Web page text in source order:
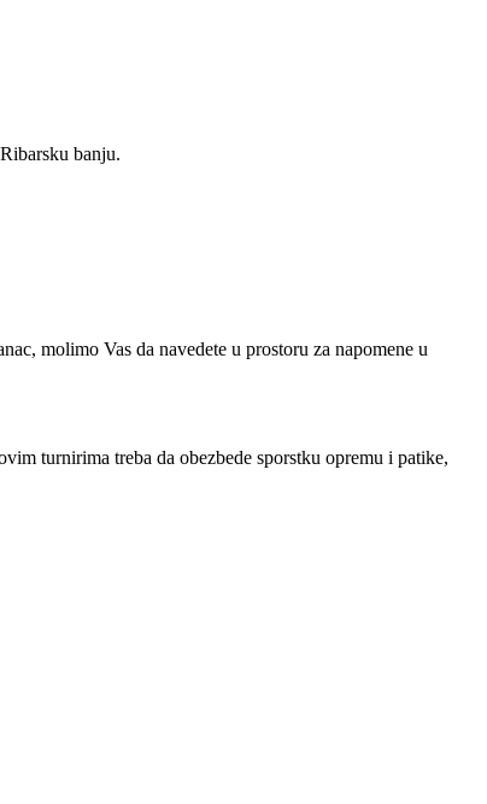
banju.
molimo Vas da navedete u prostoru za napomene u
turnirima treba da obezbede sporstku opremu i patike,